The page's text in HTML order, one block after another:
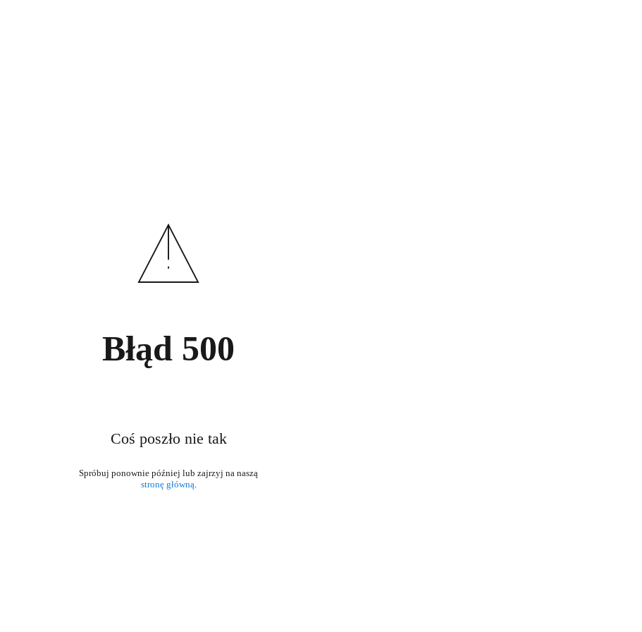
Błąd 500
Coś poszło nie tak
stronę główną.